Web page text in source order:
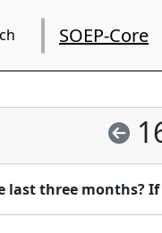
SOEP-Core
last three months?